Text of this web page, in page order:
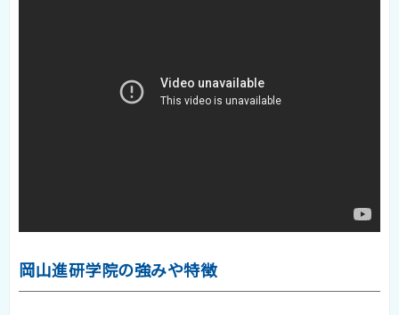
岡山進研学院の強みや特徴